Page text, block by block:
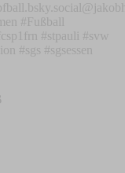
#Fußball
#stpauli #svw
#sgs #sgsessen